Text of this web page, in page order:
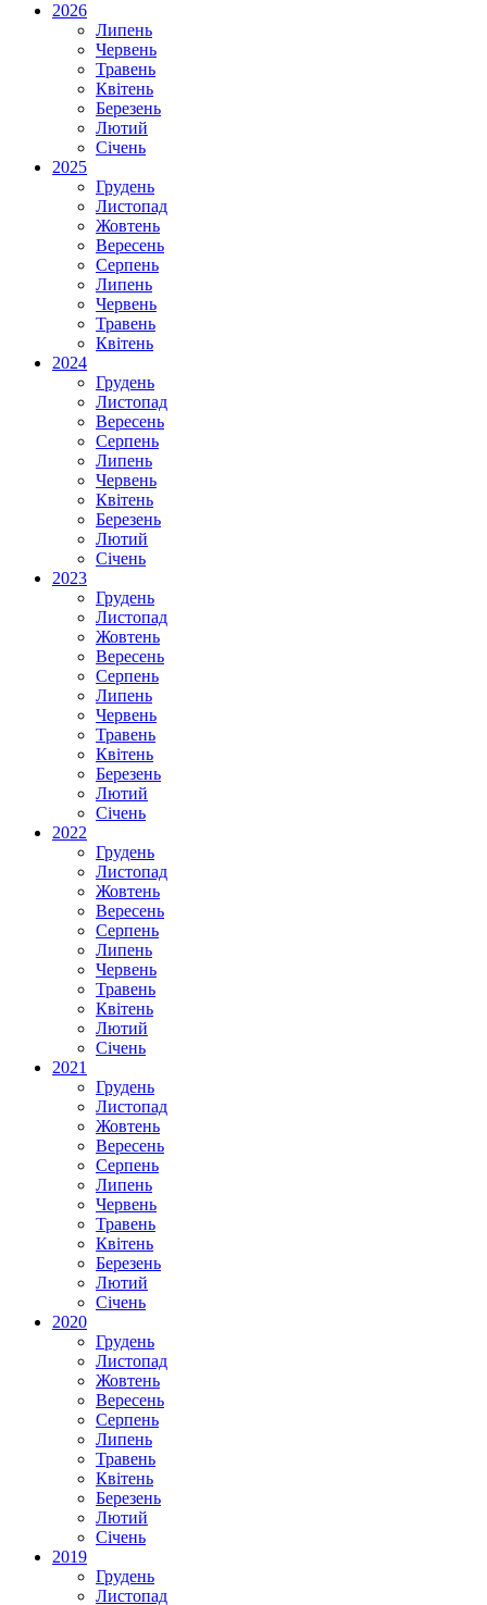
2026
Липень
Червень
Травень
Квітень
Березень
Лютий
Січень
2025
Грудень
Листопад
Жовтень
Вересень
Серпень
Липень
Червень
Травень
Квітень
2024
Грудень
Листопад
Вересень
Серпень
Липень
Червень
Квітень
Березень
Лютий
Січень
2023
Грудень
Листопад
Жовтень
Вересень
Серпень
Липень
Червень
Травень
Квітень
Березень
Лютий
Січень
2022
Грудень
Листопад
Жовтень
Вересень
Серпень
Липень
Червень
Травень
Квітень
Лютий
Січень
2021
Грудень
Листопад
Жовтень
Вересень
Серпень
Липень
Червень
Травень
Квітень
Березень
Лютий
Січень
2020
Грудень
Листопад
Жовтень
Вересень
Серпень
Липень
Травень
Квітень
Березень
Лютий
Січень
2019
Грудень
Листопад